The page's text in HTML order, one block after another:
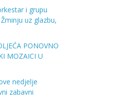
i grupu
uz glazbu,
PONOVNO
MOZAICI U
nedjelje
zabavni